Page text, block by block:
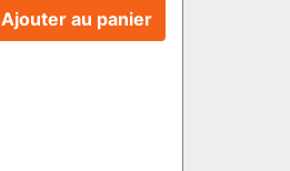
Ajouter au panier